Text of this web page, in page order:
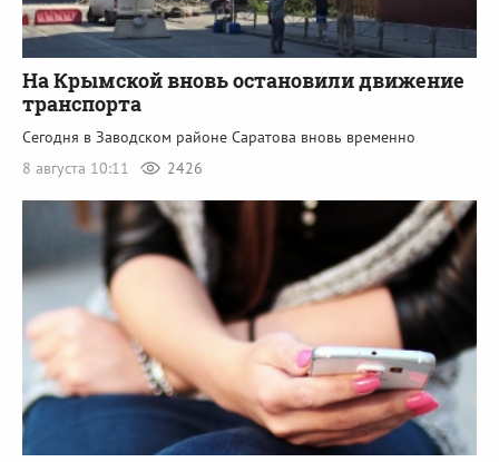
На Крымской вновь остановили движение
транспорта
Сегодня в Заводском районе Саратова вновь временно
8 августа 10:11
2426